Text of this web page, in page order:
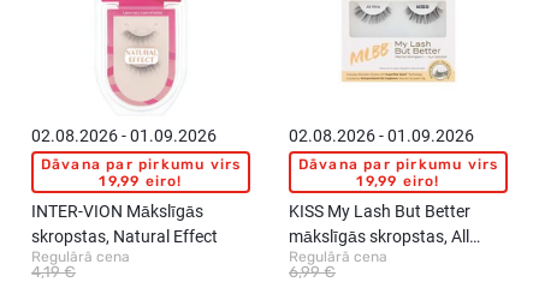
02.08.2026 - 01.09.2026
Dāvana par pirkumu virs
19,99 eiro!
INTER-VION Mākslīgās
skropstas, Natural Effect
Regulārā cena
4,19 €
02.08.2026 - 01.09.2026
Dāvana par pirkumu virs
19,99 eiro!
KISS My Lash But Better
mākslīgās skropstas, All
Mine
Regulārā cena
6,99 €